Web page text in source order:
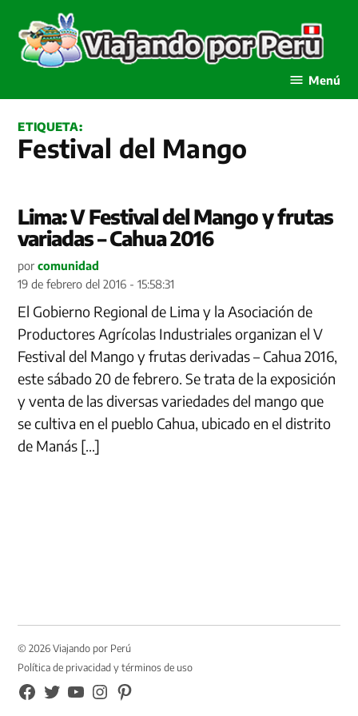
contenido
Menú
ETIQUETA:
Festival del Mango
Lima: V Festival del Mango y frutas
variadas – Cahua 2016
por comunidad
19 de febrero del 2016 - 15:58:31
El Gobierno Regional de Lima y la Asociación de
Productores Agrícolas Industriales organizan el V
Festival del Mango y frutas derivadas – Cahua 2016,
este sábado 20 de febrero. Se trata de la exposición
y venta de las diversas variedades del mango que
se cultiva en el pueblo Cahua, ubicado en el distrito
de Manás […]
© 2026 Viajando por Perú
Política de privacidad y términos de uso
FB
TW YouTubeInstagramPinterest